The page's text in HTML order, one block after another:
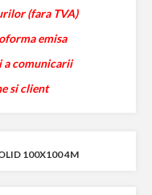
(fara TVA)
emisa
a comunicarii
si client
100X100 4M